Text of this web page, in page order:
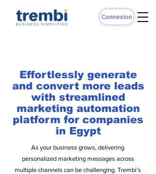
Connexion
Effortlessly generate
and convert more leads
with streamlined
marketing automation
platform for companies
in Egypt
As your business grows, delivering
personalized marketing messages across
multiple channels can be challenging. Trembi’s